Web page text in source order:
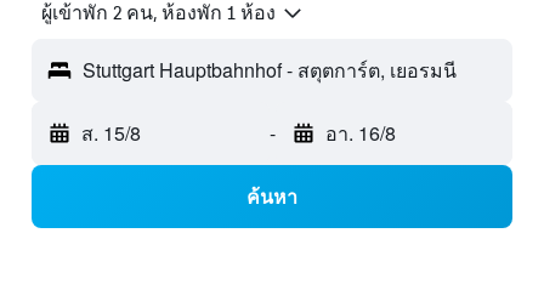
ผู้เข้าพัก 2 คน, ห้องพัก 1 ห้อง
Stuttgart Hauptbahnhof - สตุตการ์ต, เยอรมนี
ส. 15/8 - อา. 16/8
ค้นหา